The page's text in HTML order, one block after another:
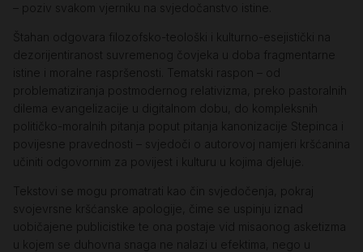
– poziv svakom vjerniku na svjedočanstvo istine.
Štahan odgovara filozofsko-teološki i kulturno-esejistički na
dezorijentiranost suvremenog čovjeka u doba fragmentarne
istine i moralne raspršenosti. Tematski raspon – od
problematiziranja postmodernog relativizma, preko pastoralnih
dilema evangelizacije u digitalnom dobu, do kompleksnih
političko-moralnih pitanja poput pitanja kanonizacije Stepinca i
povijesne pravednosti – svjedoči o autorovoj namjeri kršćanina
učiniti odgovornim za povijest i kulturu u kojima djeluje.
Tekstovi se mogu promatrati kao čin svjedočenja, pokraj
svojevrsne kršćanske apologije, čime se uspinju iznad
uobičajene publicistike te ona postaje vid misaonog asketizma
u kojem se duhovna snaga ne nalazi u efektima, nego u